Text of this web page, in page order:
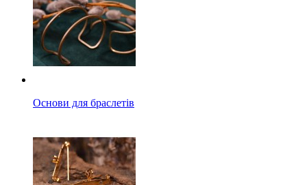
Основи для браслетів